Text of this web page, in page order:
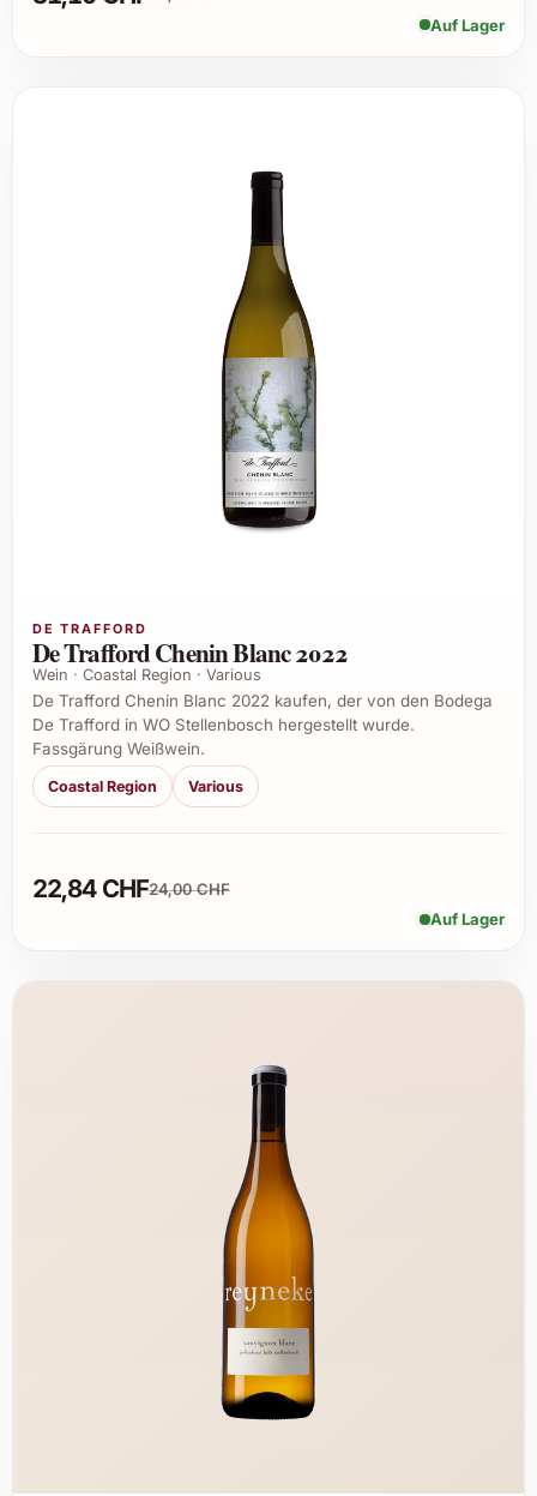
Auf Lager
DE TRAFFORD
De Trafford Chenin Blanc 2022
Wein · Coastal Region · Various
De Trafford Chenin Blanc 2022 kaufen, der von den Bodega
De Trafford in WO Stellenbosch hergestellt wurde.
Fassgärung Weißwein.
Coastal Region Various
22,84 CHF24,00 CHF
Auf Lager